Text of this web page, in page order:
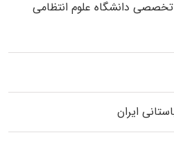
داﻧﺸﮕﺎه ﻋﻠﻮم انتظامی
ایران